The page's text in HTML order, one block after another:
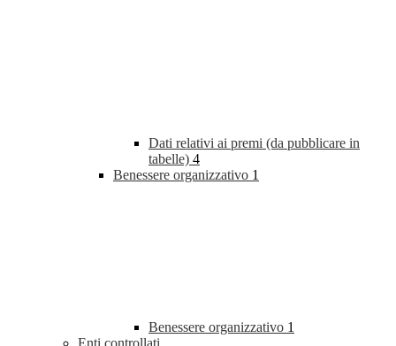
Dati relativi ai premi (da pubblicare in
tabelle) 4
Benessere organizzativo 1
Benessere organizzativo 1